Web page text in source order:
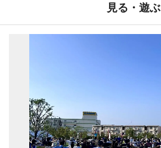
見る・遊ぶ